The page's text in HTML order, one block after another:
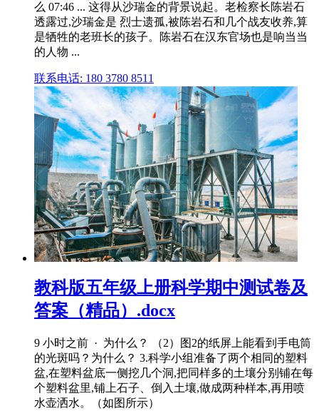
么 07:46 ... 这得从沙瑞金的背景说起。老检察长陈岩石
透露过,沙瑞金是 烈士遗孤,被陈岩石和几个战友收养,算
是牺牲的老班长的孩子。陈岩石在汉东官场也是响当当
的人物 ...
联系电话: 180 3780 8511
教科版五年级上册科学期中测试卷及
答案（精品）.docx
9 小时之前 · 为什么？ （2）图2的纸屏上能看到手电筒
的光斑吗？为什么？ 3.科学小组准备了两个相同的塑料
盆,在塑料盆底一侧挖几个洞,把同样多的土壤分别铺在每
个塑料盆里,铺上石子、倒入土壤,做成两种样本,再用喷
水壶洒水。（如图所示）